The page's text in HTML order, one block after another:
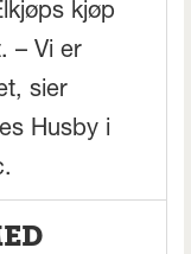
kjøp
– Vi er
sier
Husby i